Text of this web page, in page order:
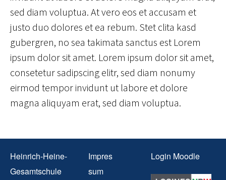
sed diam voluptua. At vero eos et accusam et
justo duo dolores et ea rebum. Stet clita kasd
gubergren, no sea takimata sanctus est Lorem
ipsum dolor sit amet. Lorem ipsum dolor sit amet,
consetetur sadipscing elitr, sed diam nonumy
eirmod tempor invidunt ut labore et dolore
magna aliquyam erat, sed diam voluptua.
Heinrich-Heine-
Gesamtschule
Impres
sum
Login Moodle